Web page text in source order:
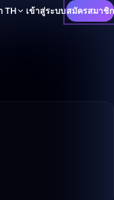
TH เข้าสู่ระบบสมัครสมาชิก